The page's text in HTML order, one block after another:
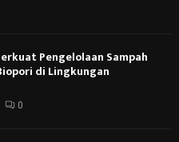
Pengelolaan Sampah
di Lingkungan
0